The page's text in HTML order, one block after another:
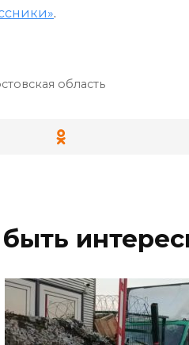
.
область